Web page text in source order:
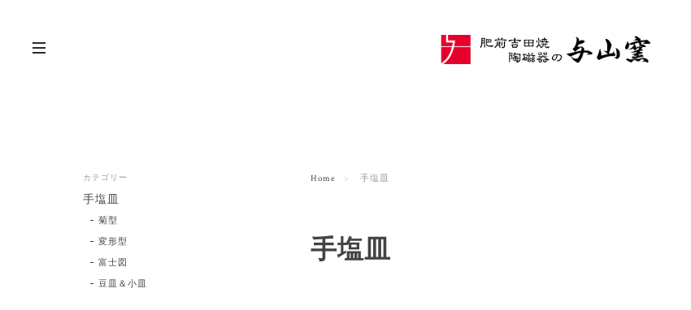
Home 手塩皿
手塩皿
カテゴリー
手塩皿
菊型
変形型
富士図
豆皿＆小皿